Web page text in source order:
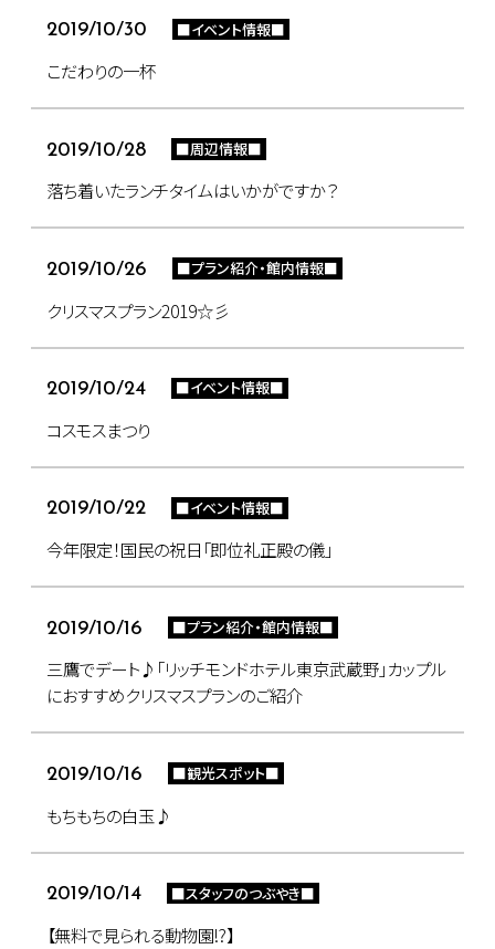
2019/10/30 ■イベント情報■
こだわりの一杯
2019/10/28 ■周辺情報■
落ち着いたランチタイムはいかがですか？
2019/10/26 ■プラン紹介・館内情報■
クリスマスプラン2019☆彡
2019/10/24 ■イベント情報■
コスモスまつり
2019/10/22 ■イベント情報■
今年限定！国民の祝日「即位礼正殿の儀」
2019/10/16 ■プラン紹介・館内情報■
三鷹でデート♪「リッチモンドホテル東京武蔵野」カップル
におすすめクリスマスプランのご紹介
2019/10/16 ■観光スポット■
もちもちの白玉♪
2019/10/14 ■スタッフのつぶやき■
【無料で見られる動物園!?】